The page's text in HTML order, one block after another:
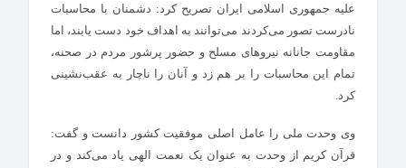
علیه جمهوری اسلامی ایران تصریح کرد: دشمنان با محاسبات
نادرست تصور می‌کردند می‌توانند به اهداف خود دست یابند، اما
مقاومت جانانه نیروهای مسلح و حضور پرشور مردم در صحنه،
تمام این محاسبات را بر هم زد و آنان را ناچار به عقب‌نشینی
کرد.
وی وحدت ملی را عامل اصلی موفقیت کشور دانست و گفت:
قرآن کریم از وحدت به عنوان یک نعمت الهی یاد می‌کند و در